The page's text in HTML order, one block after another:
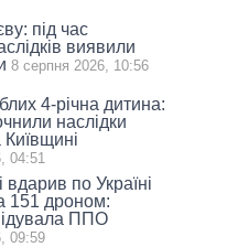
під час
виявили
8 серпня 2026, 10:56
4-річна дитина:
наслідки
Київщині
04:51
вдарив по Україні
151 дроном:
ППО
09:59